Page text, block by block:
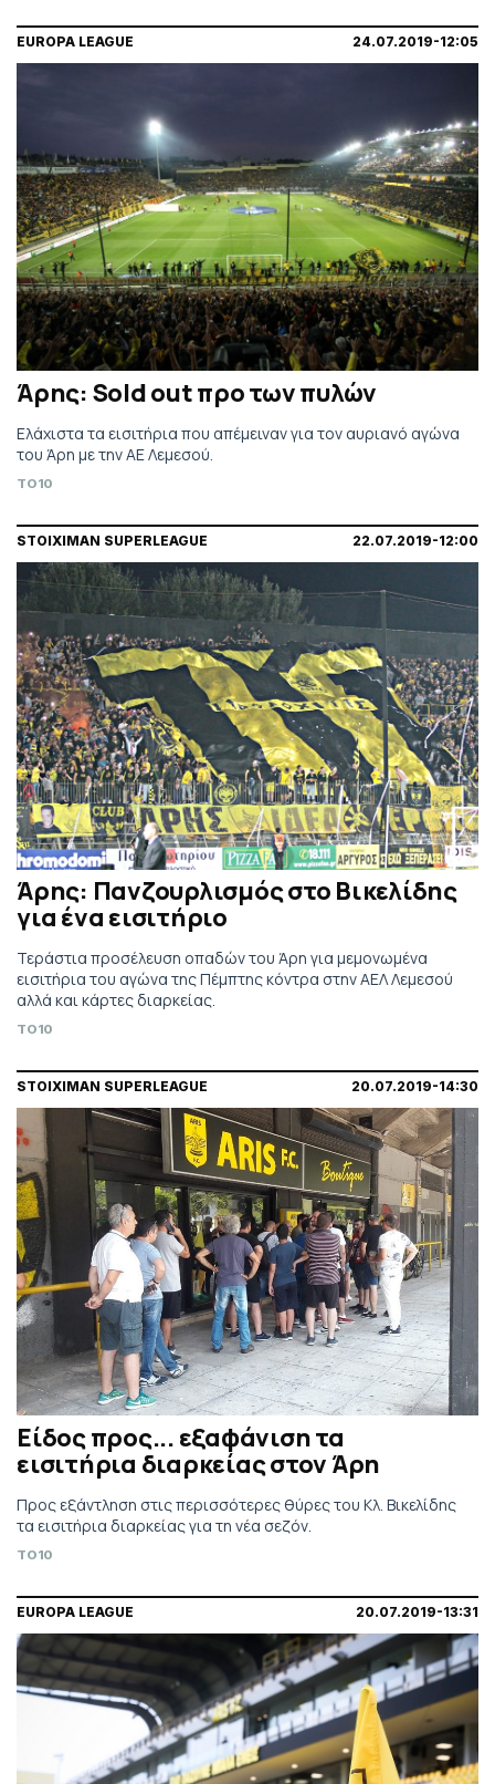
EUROPA LEAGUE 24.07.2019-12:05
Άρης: Sold out προ των πυλών
Ελάχιστα τα εισιτήρια που απέμειναν για τον αυριανό αγώνα
του Άρη με την ΑΕ Λεμεσού.
TO10
STOIXIMAN SUPERLEAGUE 22.07.2019-12:00
Άρης: Πανζουρλισμός στο Βικελίδης
για ένα εισιτήριο
Τεράστια προσέλευση οπαδών του Άρη για μεμονωμένα
εισιτήρια του αγώνα της Πέμπτης κόντρα στην ΑΕΛ Λεμεσού
αλλά και κάρτες διαρκείας.
TO10
STOIXIMAN SUPERLEAGUE 20.07.2019-14:30
Είδος προς... εξαφάνιση τα
εισιτήρια διαρκείας στον Άρη
Προς εξάντληση στις περισσότερες θύρες του Κλ. Βικελίδης
τα εισιτήρια διαρκείας για τη νέα σεζόν.
TO10
EUROPA LEAGUE 20.07.2019-13:31